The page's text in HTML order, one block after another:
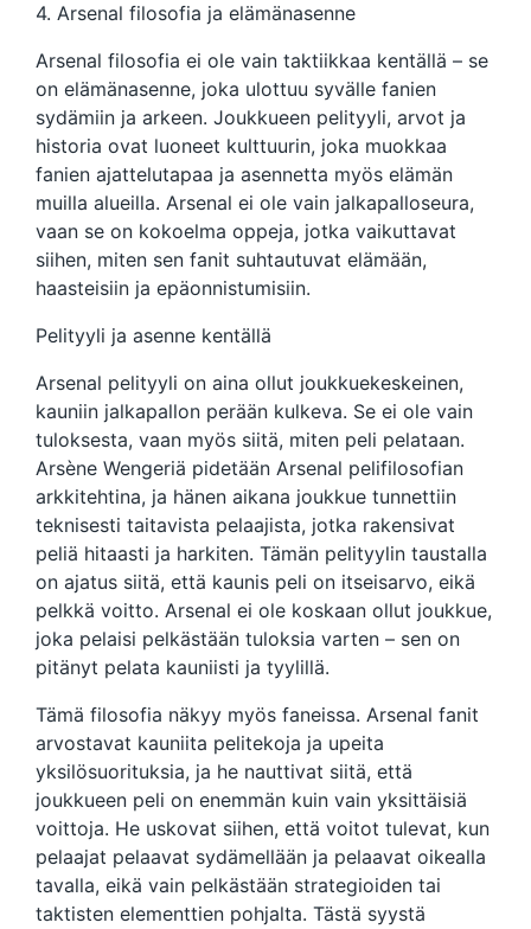
4. Arsenal filosofia ja elämänasenne
Arsenal filosofia ei ole vain taktiikkaa kentällä – se
on elämänasenne, joka ulottuu syvälle fanien
sydämiin ja arkeen. Joukkueen pelityyli, arvot ja
historia ovat luoneet kulttuurin, joka muokkaa
fanien ajattelutapaa ja asennetta myös elämän
muilla alueilla. Arsenal ei ole vain jalkapalloseura,
vaan se on kokoelma oppeja, jotka vaikuttavat
siihen, miten sen fanit suhtautuvat elämään,
haasteisiin ja epäonnistumisiin.
Pelityyli ja asenne kentällä
Arsenal pelityyli on aina ollut joukkuekeskeinen,
kauniin jalkapallon perään kulkeva. Se ei ole vain
tuloksesta, vaan myös siitä, miten peli pelataan.
Arsène Wengeriä pidetään Arsenal pelifilosofian
arkkitehtina, ja hänen aikana joukkue tunnettiin
teknisesti taitavista pelaajista, jotka rakensivat
peliä hitaasti ja harkiten. Tämän pelityylin taustalla
on ajatus siitä, että kaunis peli on itseisarvo, eikä
pelkkä voitto. Arsenal ei ole koskaan ollut joukkue,
joka pelaisi pelkästään tuloksia varten – sen on
pitänyt pelata kauniisti ja tyylillä.
Tämä filosofia näkyy myös faneissa. Arsenal fanit
arvostavat kauniita pelitekoja ja upeita
yksilösuorituksia, ja he nauttivat siitä, että
joukkueen peli on enemmän kuin vain yksittäisiä
voittoja. He uskovat siihen, että voitot tulevat, kun
pelaajat pelaavat sydämellään ja pelaavat oikealla
tavalla, eikä vain pelkästään strategioiden tai
taktisten elementtien pohjalta. Tästä syystä